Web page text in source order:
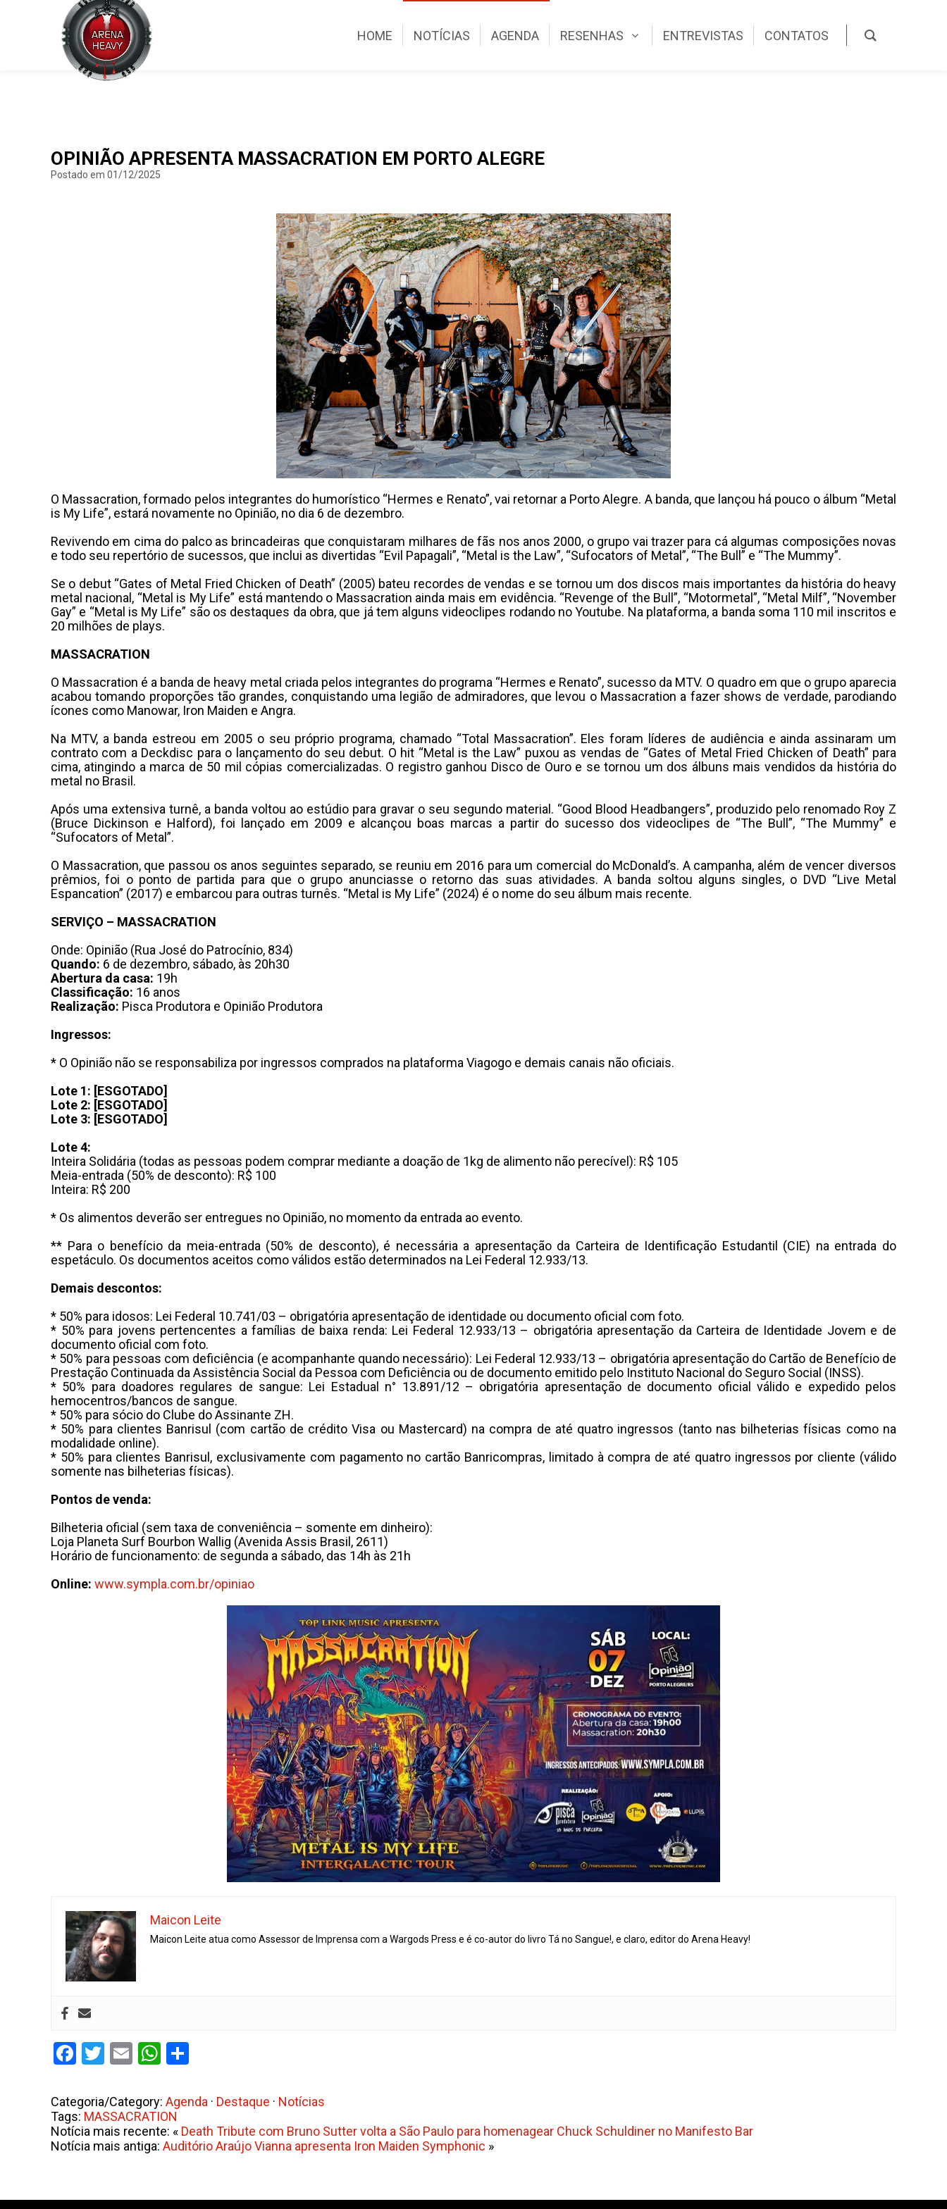
HOME NOTÍCIAS AGENDA RESENHAS ENTREVISTAS CONTATOS
OPINIÃO APRESENTA MASSACRATION EM PORTO ALEGRE
Postado em 01/12/2025
O Massacration, formado pelos integrantes do humorístico “Hermes e Renato”, vai retornar a Porto Alegre. A banda, que lançou há pouco o álbum “Metal
is My Life”, estará novamente no Opinião, no dia 6 de dezembro.
Revivendo em cima do palco as brincadeiras que conquistaram milhares de fãs nos anos 2000, o grupo vai trazer para cá algumas composições novas
e todo seu repertório de sucessos, que inclui as divertidas “Evil Papagali”, “Metal is the Law”, “Sufocators of Metal”, “The Bull” e “The Mummy”.
Se o debut “Gates of Metal Fried Chicken of Death” (2005) bateu recordes de vendas e se tornou um dos discos mais importantes da história do heavy
metal nacional, “Metal is My Life” está mantendo o Massacration ainda mais em evidência. “Revenge of the Bull”, “Motormetal”, “Metal Milf”, “November
Gay” e “Metal is My Life” são os destaques da obra, que já tem alguns videoclipes rodando no Youtube. Na plataforma, a banda soma 110 mil inscritos e
20 milhões de plays.
MASSACRATION
O Massacration é a banda de heavy metal criada pelos integrantes do programa “Hermes e Renato”, sucesso da MTV. O quadro em que o grupo aparecia
acabou tomando proporções tão grandes, conquistando uma legião de admiradores, que levou o Massacration a fazer shows de verdade, parodiando
ícones como Manowar, Iron Maiden e Angra.
Na MTV, a banda estreou em 2005 o seu próprio programa, chamado “Total Massacration”. Eles foram líderes de audiência e ainda assinaram um
contrato com a Deckdisc para o lançamento do seu debut. O hit “Metal is the Law” puxou as vendas de “Gates of Metal Fried Chicken of Death” para
cima, atingindo a marca de 50 mil cópias comercializadas. O registro ganhou Disco de Ouro e se tornou um dos álbuns mais vendidos da história do
metal no Brasil.
Após uma extensiva turnê, a banda voltou ao estúdio para gravar o seu segundo material. “Good Blood Headbangers”, produzido pelo renomado Roy Z
(Bruce Dickinson e Halford), foi lançado em 2009 e alcançou boas marcas a partir do sucesso dos videoclipes de “The Bull”, “The Mummy” e
“Sufocators of Metal”.
O Massacration, que passou os anos seguintes separado, se reuniu em 2016 para um comercial do McDonald’s. A campanha, além de vencer diversos
prêmios, foi o ponto de partida para que o grupo anunciasse o retorno das suas atividades. A banda soltou alguns singles, o DVD “Live Metal
Espancation” (2017) e embarcou para outras turnês. “Metal is My Life” (2024) é o nome do seu álbum mais recente.
SERVIÇO – MASSACRATION
Onde: Opinião (Rua José do Patrocínio, 834)
Quando: 6 de dezembro, sábado, às 20h30
Abertura da casa: 19h
Classificação: 16 anos
Realização: Pisca Produtora e Opinião Produtora
Ingressos:
* O Opinião não se responsabiliza por ingressos comprados na plataforma Viagogo e demais canais não oficiais.
Lote 1: [ESGOTADO]
Lote 2: [ESGOTADO]
Lote 3: [ESGOTADO]
Lote 4:
Inteira Solidária (todas as pessoas podem comprar mediante a doação de 1kg de alimento não perecível): R$ 105
Meia-entrada (50% de desconto): R$ 100
Inteira: R$ 200
* Os alimentos deverão ser entregues no Opinião, no momento da entrada ao evento.
** Para o benefício da meia-entrada (50% de desconto), é necessária a apresentação da Carteira de Identificação Estudantil (CIE) na entrada do
espetáculo. Os documentos aceitos como válidos estão determinados na Lei Federal 12.933/13.
Demais descontos:
* 50% para idosos: Lei Federal 10.741/03 – obrigatória apresentação de identidade ou documento oficial com foto.
* 50% para jovens pertencentes a famílias de baixa renda: Lei Federal 12.933/13 – obrigatória apresentação da Carteira de Identidade Jovem e de
documento oficial com foto.
* 50% para pessoas com deficiência (e acompanhante quando necessário): Lei Federal 12.933/13 – obrigatória apresentação do Cartão de Benefício de
Prestação Continuada da Assistência Social da Pessoa com Deficiência ou de documento emitido pelo Instituto Nacional do Seguro Social (INSS).
* 50% para doadores regulares de sangue: Lei Estadual n° 13.891/12 – obrigatória apresentação de documento oficial válido e expedido pelos
hemocentros/bancos de sangue.
* 50% para sócio do Clube do Assinante ZH.
* 50% para clientes Banrisul (com cartão de crédito Visa ou Mastercard) na compra de até quatro ingressos (tanto nas bilheterias físicas como na
modalidade online).
* 50% para clientes Banrisul, exclusivamente com pagamento no cartão Banricompras, limitado à compra de até quatro ingressos por cliente (válido
somente nas bilheterias físicas).
Pontos de venda:
Bilheteria oficial (sem taxa de conveniência – somente em dinheiro):
Loja Planeta Surf Bourbon Wallig (Avenida Assis Brasil, 2611)
Horário de funcionamento: de segunda a sábado, das 14h às 21h
Online: www.sympla.com.br/opiniao
Maicon Leite
Maicon Leite atua como Assessor de Imprensa com a Wargods Press e é co-autor do livro Tá no Sangue!, e claro, editor do Arena Heavy!
Facebook
Twitter
EmailWhatsApp
Categoria/Category: Agenda · Destaque · Notícias
Tags: MASSACRATION
Notícia mais recente: « Death Tribute com Bruno Sutter volta a São Paulo para homenagear Chuck Schuldiner no Manifesto Bar
Notícia mais antiga: Auditório Araújo Vianna apresenta Iron Maiden Symphonic »